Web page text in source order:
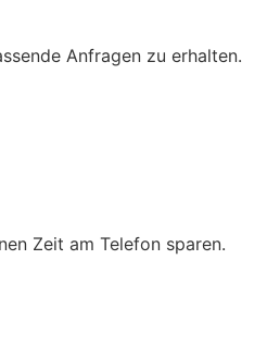
Anfragen zu erhalten.
Zeit am Telefon sparen.